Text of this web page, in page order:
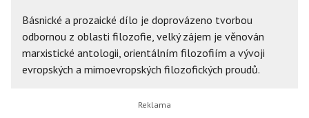
Básnické a prozaické dílo je doprovázeno tvorbou
odbornou z oblasti filozofie, velký zájem je věnován
marxistické antologii, orientálním filozofiím a vývoji
evropských a mimoevropských filozofických proudů.